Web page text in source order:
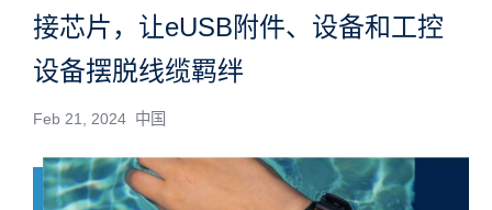
接芯片，让eUSB附件、设备和工控
设备摆脱线缆羁绊
Feb 21, 2024 中国